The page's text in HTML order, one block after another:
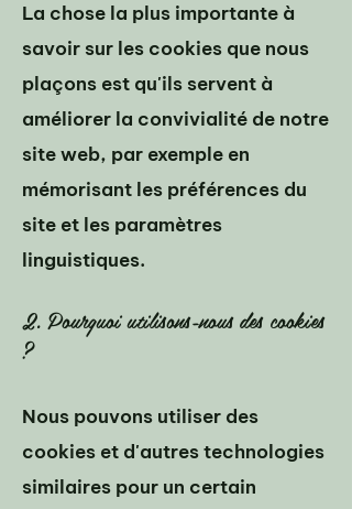
La chose la plus importante à
savoir sur les cookies que nous
plaçons est qu'ils servent à
améliorer la convivialité de notre
site web, par exemple en
mémorisant les préférences du
site et les paramètres
linguistiques.
2. Pourquoi utilisons-nous des cookies
?
Nous pouvons utiliser des
cookies et d'autres technologies
similaires pour un certain